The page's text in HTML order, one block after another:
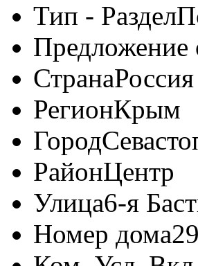
Тип - Раздел
Предложение
СтранаРоссия
РегионКрым
Город
РайонЦентр
Улица6-я
Номер дома29